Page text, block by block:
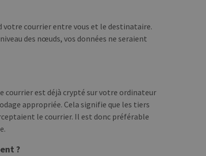
courrier entre vous et le destinataire.
des nœuds, vos données ne seraient
courrier est déjà crypté sur votre ordinateur
appropriée. Cela signifie que les tiers
le courrier. Il est donc préférable
?